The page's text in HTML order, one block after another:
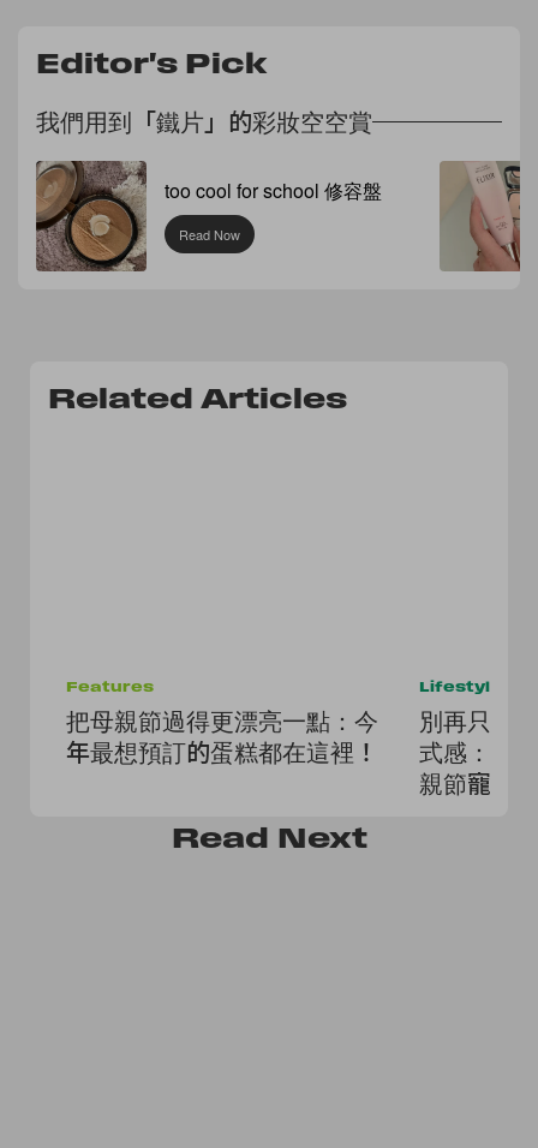
Editor's Pick
我們用到「鐵片」的彩妝空空賞
too cool for school 修容盤
Read Now
Related Articles
Features
把母親節過得更漂亮一點：今
年最想預訂的蛋糕都在這裡！
Lifestyle
別再只送
式感：「
親節寵媽
Read Next